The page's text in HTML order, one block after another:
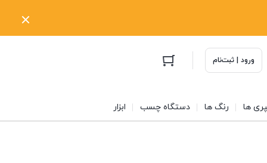
ورود | ثبت‌نام
ها رنگ ها دستگاه چسب ابزار